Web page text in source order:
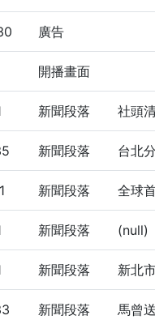
廣告
開播畫面
新聞段落 社頭
新聞段落 台北
新聞段落 全球
新聞段落 (null)
新聞段落 新北
新聞段落 馬曾